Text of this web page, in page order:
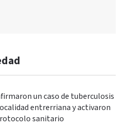
un caso de tuberculosis
entrerriana y activaron
sanitario